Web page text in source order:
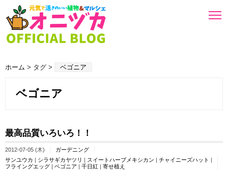
ホーム > タグ > ベゴニア
ベゴニア
最高品質いろいろ！！
2012-07-05 (木)
ガーデニング
サンユウカ | シラサギカヤツリ | スイートハーブメキシカン | チャイニーズハット |
フライングエッグ | ベゴニア | 千日紅 | 寄せ植え